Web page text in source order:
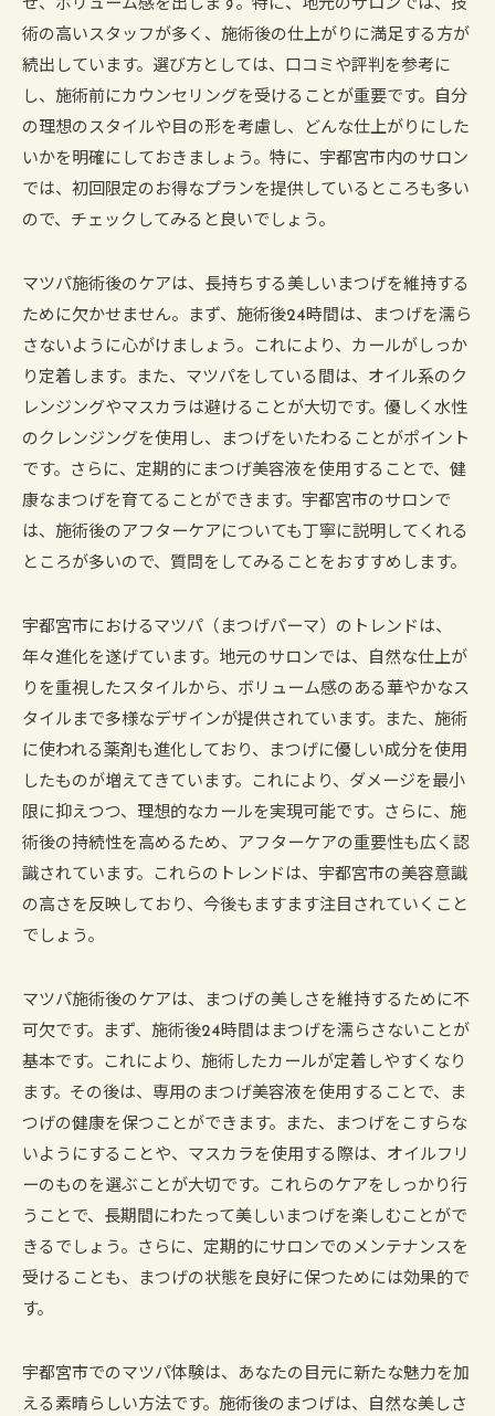
せ、ボリューム感を出します。特に、地元のサロンでは、技
術の高いスタッフが多く、施術後の仕上がりに満足する方が
続出しています。選び方としては、口コミや評判を参考に
し、施術前にカウンセリングを受けることが重要です。自分
の理想のスタイルや目の形を考慮し、どんな仕上がりにした
いかを明確にしておきましょう。特に、宇都宮市内のサロン
では、初回限定のお得なプランを提供しているところも多い
ので、チェックしてみると良いでしょう。
マツパ施術後のケアは、長持ちする美しいまつげを維持する
ために欠かせません。まず、施術後24時間は、まつげを濡ら
さないように心がけましょう。これにより、カールがしっか
り定着します。また、マツパをしている間は、オイル系のク
レンジングやマスカラは避けることが大切です。優しく水性
のクレンジングを使用し、まつげをいたわることがポイント
です。さらに、定期的にまつげ美容液を使用することで、健
康なまつげを育てることができます。宇都宮市のサロンで
は、施術後のアフターケアについても丁寧に説明してくれる
ところが多いので、質問をしてみることをおすすめします。
宇都宮市におけるマツパ（まつげパーマ）のトレンドは、
年々進化を遂げています。地元のサロンでは、自然な仕上が
りを重視したスタイルから、ボリューム感のある華やかなス
タイルまで多様なデザインが提供されています。また、施術
に使われる薬剤も進化しており、まつげに優しい成分を使用
したものが増えてきています。これにより、ダメージを最小
限に抑えつつ、理想的なカールを実現可能です。さらに、施
術後の持続性を高めるため、アフターケアの重要性も広く認
識されています。これらのトレンドは、宇都宮市の美容意識
の高さを反映しており、今後もますます注目されていくこと
でしょう。
マツパ施術後のケアは、まつげの美しさを維持するために不
可欠です。まず、施術後24時間はまつげを濡らさないことが
基本です。これにより、施術したカールが定着しやすくなり
ます。その後は、専用のまつげ美容液を使用することで、ま
つげの健康を保つことができます。また、まつげをこすらな
いようにすることや、マスカラを使用する際は、オイルフリ
ーのものを選ぶことが大切です。これらのケアをしっかり行
うことで、長期間にわたって美しいまつげを楽しむことがで
きるでしょう。さらに、定期的にサロンでのメンテナンスを
受けることも、まつげの状態を良好に保つためには効果的で
す。
宇都宮市でのマツパ体験は、あなたの目元に新たな魅力を加
える素晴らしい方法です。施術後のまつげは、自然な美しさ